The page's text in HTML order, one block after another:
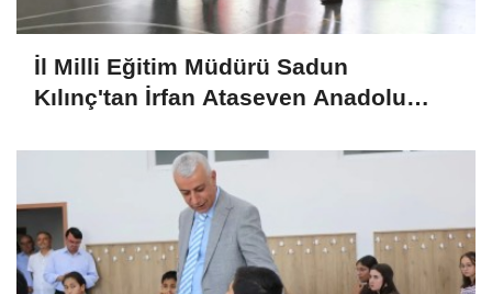
İl Milli Eğitim Müdürü Sadun
Kılınç'tan İrfan Ataseven Anadolu